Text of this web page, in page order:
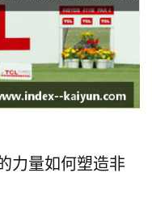
力量如何塑造非